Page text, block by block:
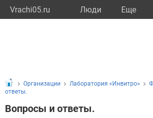
Vrachi05.ru Люди Eще
Организации Лаборатория «Инвитро»
ответы.
Вопросы и ответы.